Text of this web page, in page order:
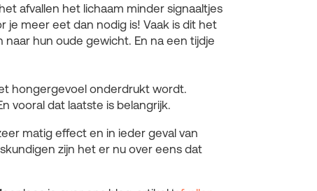
afvallen het lichaam minder signaaltjes
meer eet dan nodig is! Vaak is dit het
hun oude gewicht. En na een tijdje
hongergevoel onderdrukt wordt.
vooral dat laatste is belangrijk.
matig effect en in ieder geval van
zijn het er nu over eens dat